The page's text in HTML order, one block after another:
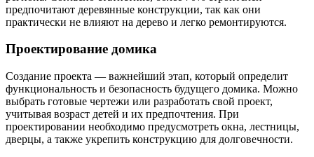
предпочитают деревянные конструкции, так как они
практически не влияют на дерево и легко ремонтируются.
Проектирование домика
Создание проекта — важнейший этап, который определит
функциональность и безопасность будущего домика. Можно
выбрать готовые чертежи или разработать свой проект,
учитывая возраст детей и их предпочтения. При
проектировании необходимо предусмотреть окна, лестницы,
дверцы, а также укрепить конструкцию для долговечности.